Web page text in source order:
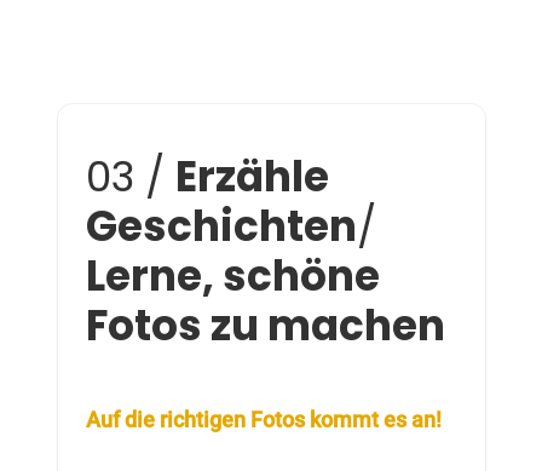
03 / Erzähle
Geschichten/
Lerne, schöne
Fotos zu machen
Auf die richtigen Fotos kommt es an!